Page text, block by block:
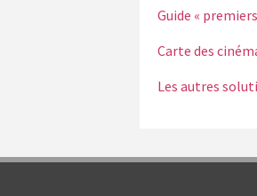
Guide «
Carte des
Les autres